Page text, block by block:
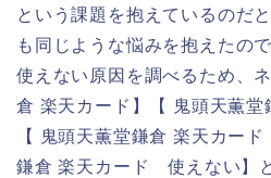
という課題を抱えているのだ
も同じような悩みを抱えたの
使えない原因を調べるため、
倉 楽天カード】【 鬼頭天薫
【 鬼頭天薫堂鎌倉 楽天カー
鎌倉 楽天カード 使えない】